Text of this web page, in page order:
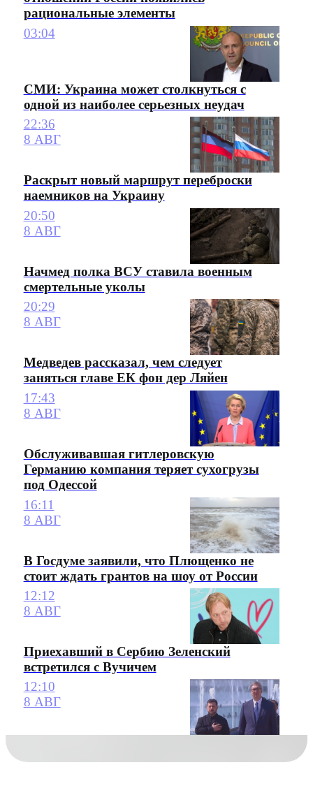
рациональные элементы
03:04
СМИ: Украина может столкнуться с
одной из наиболее серьезных неудач
22:36
8 АВГ
Раскрыт новый маршрут переброски
наемников на Украину
20:50
8 АВГ
Начмед полка ВСУ ставила военным
смертельные уколы
20:29
8 АВГ
Медведев рассказал, чем следует
заняться главе ЕК фон дер Ляйен
17:43
8 АВГ
Обслуживавшая гитлеровскую
Германию компания теряет сухогрузы
под Одессой
16:11
8 АВГ
В Госдуме заявили, что Плющенко не
стоит ждать грантов на шоу от России
12:12
8 АВГ
Приехавший в Сербию Зеленский
встретился с Вучичем
12:10
8 АВГ